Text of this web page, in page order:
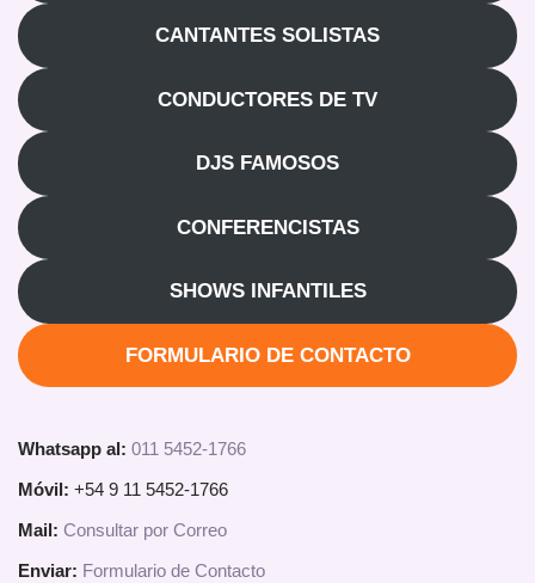
CANTANTES SOLISTAS
CONDUCTORES DE TV
DJS FAMOSOS
CONFERENCISTAS
SHOWS INFANTILES
FORMULARIO DE CONTACTO
Whatsapp al: 011 5452-1766
Móvil: +54 9 11 5452-1766
Mail: Consultar por Correo
Enviar: Formulario de Contacto